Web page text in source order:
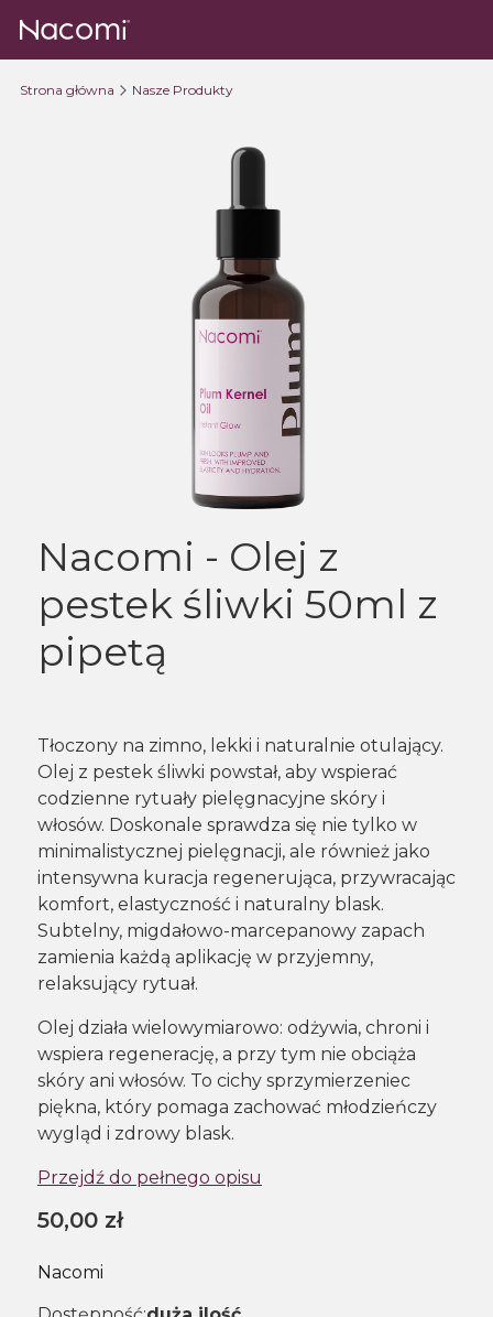
Strona główna Nasze Produkty
Nacomi - Olej z
pestek śliwki 50ml z
pipetą
Tłoczony na zimno, lekki i naturalnie otulający.
Olej z pestek śliwki powstał, aby wspierać
codzienne rytuały pielęgnacyjne skóry i
włosów. Doskonale sprawdza się nie tylko w
minimalistycznej pielęgnacji, ale również jako
intensywna kuracja regenerująca, przywracając
komfort, elastyczność i naturalny blask.
Subtelny, migdałowo-marcepanowy zapach
zamienia każdą aplikację w przyjemny,
relaksujący rytuał.
Olej działa wielowymiarowo: odżywia, chroni i
wspiera regenerację, a przy tym nie obciąża
skóry ani włosów. To cichy sprzymierzeniec
piękna, który pomaga zachować młodzieńczy
wygląd i zdrowy blask.
Przejdź do pełnego opisu
Cena
50,00 zł
Nacomi